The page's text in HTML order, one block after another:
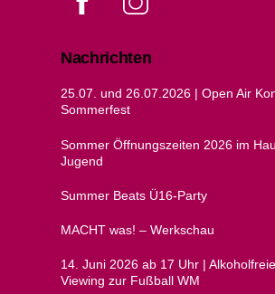
Nachrichten
25.07. und 26.07.2026 | Open Air
Sommerfest
Sommer Öffnungszeiten 2026 im
Jugend
Summer Beats Ü16-Party
MACHT was! – Werkschau
14. Juni 2026 ab 17 Uhr |
Viewing zur Fußball WM